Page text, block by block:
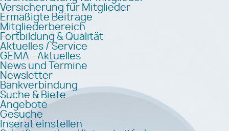
Versicherung für Mitglieder
Ermäßigte Beiträge
Mitgliederbereich
Fortbildung & Qualität
Aktuelles / Service
GEMA - Aktuelles
News und Termine
Newsletter
Bankverbindung
Suche & Biete
Angebote
Gesuche
Inserat einstellen